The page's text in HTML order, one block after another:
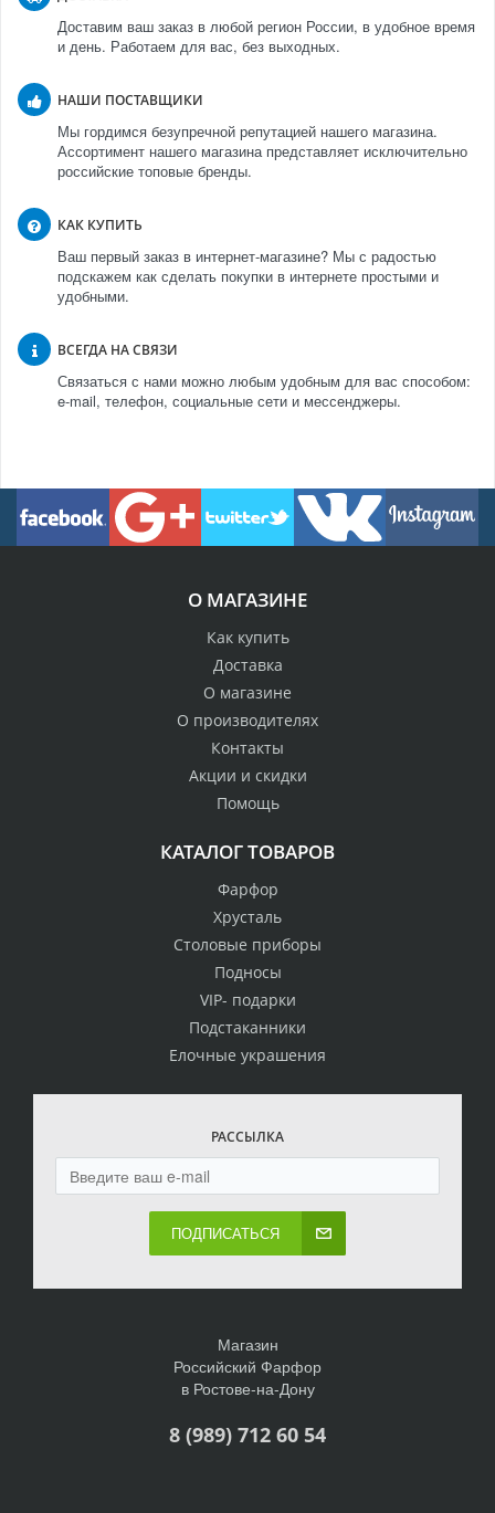
Доставим ваш заказ в любой регион России, в удобное время
и день. Работаем для вас, без выходных.
НАШИ ПОСТАВЩИКИ
Мы гордимся безупречной репутацией нашего магазина.
Ассортимент нашего магазина представляет исключительно
российские топовые бренды.
КАК КУПИТЬ
Ваш первый заказ в интернет-магазине? Мы с радостью
подскажем как сделать покупки в интернете простыми и
удобными.
ВСЕГДА НА СВЯЗИ
Связаться с нами можно любым удобным для вас способом:
e-mail, телефон, социальные сети и мессенджеры.
О МАГАЗИНЕ
Как купить
Доставка
О магазине
О производителях
Контакты
Акции и скидки
Помощь
КАТАЛОГ ТОВАРОВ
Фарфор
Хрусталь
Столовые приборы
Подносы
VIP- подарки
Подстаканники
Елочные украшения
РАССЫЛКА
ПОДПИСАТЬСЯ
Магазин
Российский Фарфор
в Ростове-на-Дону
8 (989) 712 60 54